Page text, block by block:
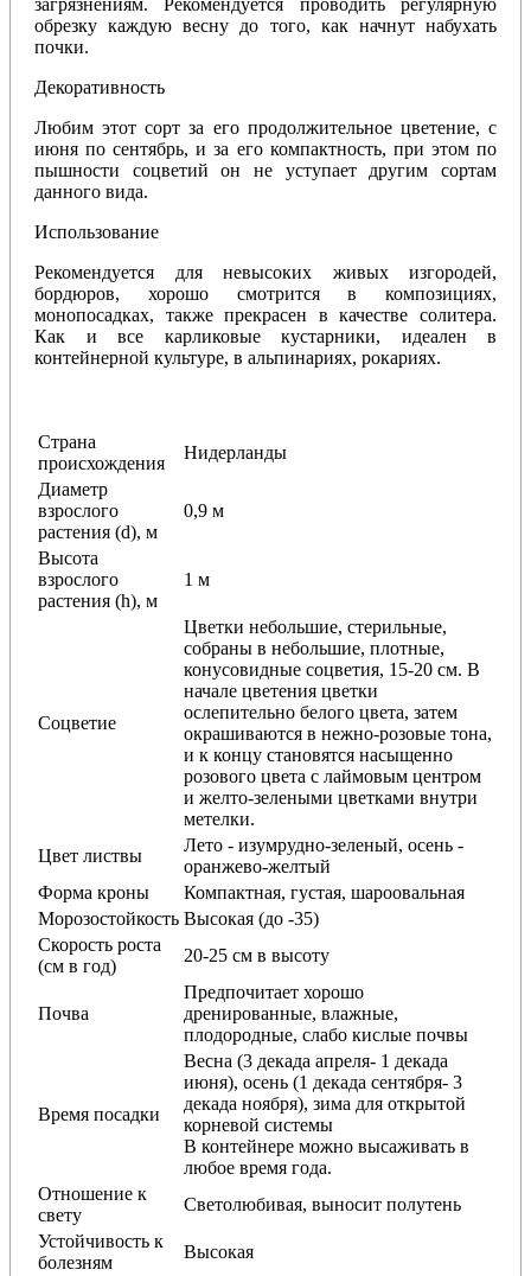
обрезку каждую весну до того, как начнут набухать
почки.
Декоративность
Любим этот сорт за его продолжительное цветение, с
июня по сентябрь, и за его компактность, при этом по
пышности соцветий он не уступает другим сортам
данного вида.
Использование
Рекомендуется для невысоких живых изгородей,
бордюров, хорошо смотрится в композициях,
монопосадках, также прекрасен в качестве солитера.
Как и все карликовые кустарники, идеален в
контейнерной культуре, в альпинариях, рокариях.
Страна
происхождения
Нидерланды
Диаметр
взрослого
растения (d), м
0,9 м
Высота
взрослого
растения (h), м
1 м
Соцветие
Цветки небольшие, стерильные,
собраны в небольшие, плотные,
конусовидные соцветия, 15-20 см. В
начале цветения цветки
ослепительно белого цвета, затем
окрашиваются в нежно-розовые тона,
и к концу становятся насыщенно
розового цвета с лаймовым центром
и желто-зелеными цветками внутри
метелки.
Цвет листвы
Лето - изумрудно-зеленый, осень -
оранжево-желтый
Форма кроны
Компактная, густая, шароовальная
Морозостойкость Высокая (до -35)
Скорость роста
(см в год)
20-25 см в высоту
Почва
Предпочитает хорошо
дренированные, влажные,
плодородные, слабо кислые почвы
Время посадки
Весна (3 декада апреля- 1 декада
июня), осень (1 декада сентября- 3
декада ноября), зима для открытой
корневой системы
В контейнере можно высаживать в
любое время года.
Отношение к
свету
Светолюбивая, выносит полутень
Устойчивость к
болезням
Высокая